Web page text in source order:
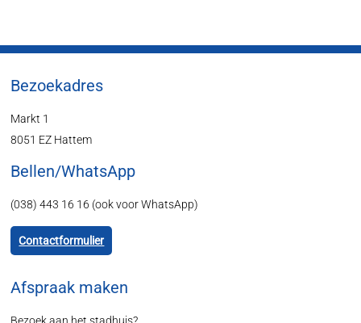
Bezoekadres
Markt 1
8051 EZ Hattem
Bellen/WhatsApp
(038) 443 16 16 (ook voor WhatsApp)
Contactformulier
Afspraak maken